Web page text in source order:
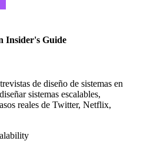
Insider's Guide
de diseño de sistemas en
sistemas escalables,
reales de Twitter, Netflix,